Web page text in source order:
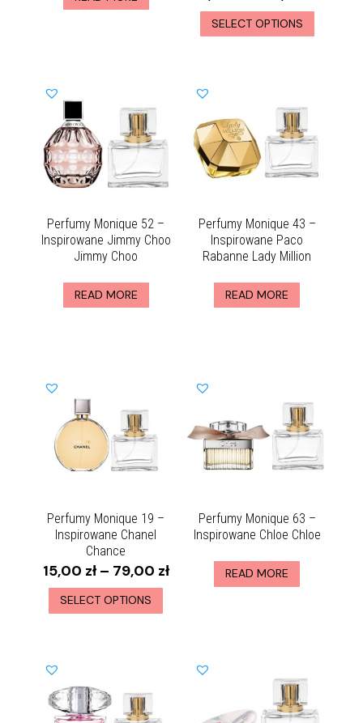
SELECT OPTIONS
Perfumy Monique 52 –
Inspirowane Jimmy Choo
Jimmy Choo
READ MORE
Perfumy Monique 43 –
Inspirowane Paco
Rabanne Lady Million
READ MORE
Perfumy Monique 19 –
Inspirowane Chanel
Chance
15,00 zł– 79,00 zł
SELECT OPTIONS
Perfumy Monique 63 –
Inspirowane Chloe Chloe
READ MORE